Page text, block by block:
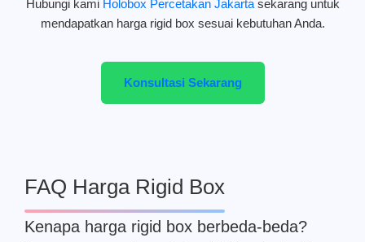
Hubungi kami Holobox Percetakan Jakartasekarang untuk
mendapatkan harga rigid box sesuai kebutuhan Anda.
Konsultasi Sekarang
FAQ Harga Rigid Box
Kenapa harga rigid box berbeda-beda?